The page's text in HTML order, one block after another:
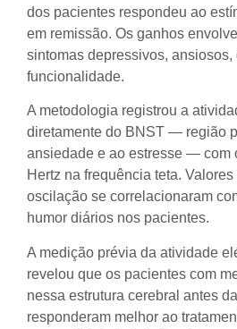
dos pacientes respondeu ao
em remissão. Os ganhos
sintomas depressivos,
funcionalidade.
A metodologia registrou a
diretamente do BNST — região
ansiedade e ao estresse — com
Hertz na frequência teta.
oscilação se correlacionaram
humor diários nos pacientes.
A medição prévia da atividade
revelou que os pacientes com
nessa estrutura cerebral antes
responderam melhor ao